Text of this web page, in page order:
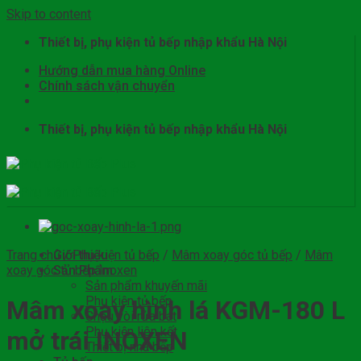
Skip to content
Thiết bị, phụ kiện tủ bếp nhập khẩu Hà Nội
Hướng dẫn mua hàng Online
Chính sách vận chuyển
Thiết bị, phụ kiện tủ bếp nhập khẩu Hà Nội
Giới thiệu
Sản Phẩm
Sản phẩm khuyến mãi
Phụ kiện tủ bếp
Chậu vòi rửa bát
Phụ kiện liên kết
Thiết bị nhà bếp
Trang chủ / Phụ kiện tủ bếp / Mâm xoay góc tủ bếp / Mâm
xoay góc tủ bếp Inoxen
Mâm xoay hình lá KGM-180 L
mở trái INOXEN